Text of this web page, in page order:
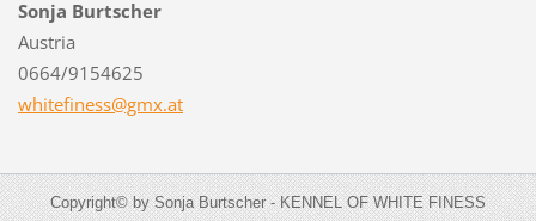
Sonja Burtscher
Austria
0664/9154625
whitefiness@gmx.at
Copyright© by Sonja Burtscher - KENNEL OF WHITE FINESS